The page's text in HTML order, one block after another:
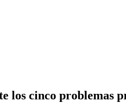
los cinco problemas